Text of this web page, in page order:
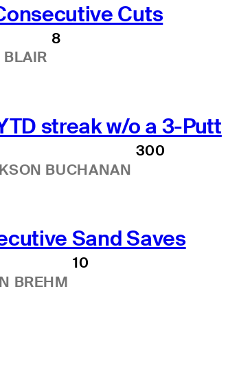
Cuts
BLAIR
8
streak w/o a 3-Putt
BUCHANAN
300
Sand Saves
BREHM
10